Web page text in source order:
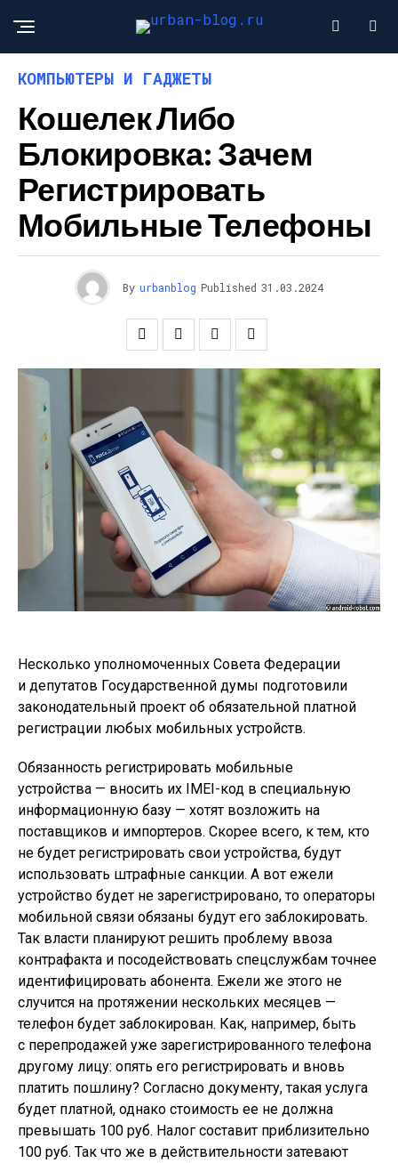
КОМПЬЮТЕРЫ И ГАДЖЕТЫ
Кошелек Либо
Блокировка: Зачем
Регистрировать
Мобильные Телефоны
By urbanblog Published 31.03.2024
Несколько уполномоченных Совета Федерации
и депутатов Государственной думы подготовили
законодательный проект об обязательной платной
регистрации любых мобильных устройств.
Обязанность регистрировать мобильные
устройства — вносить их IMEI-код в специальную
информационную базу — хотят возложить на
поставщиков и импортеров. Скорее всего, к тем, кто
не будет регистрировать свои устройства, будут
использовать штрафные санкции. А вот ежели
устройство будет не зарегистрировано, то операторы
мобильной связи обязаны будут его заблокировать.
Так власти планируют решить проблему ввоза
контрафакта и посодействовать спецслужбам точнее
идентифицировать абонента. Ежели же этого не
случится на протяжении нескольких месяцев —
телефон будет заблокирован. Как, например, быть
с перепродажей уже зарегистрированного телефона
другому лицу: опять его регистрировать и вновь
платить пошлину? Согласно документу, такая услуга
будет платной, однако стоимость ее не должна
превышать 100 руб. Налог составит приблизительно
100 руб. Так что же в действительности затевают